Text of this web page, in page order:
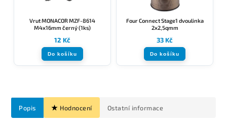
Vrut MONACOR MZF-8614
M4x16mm černý (1ks)
12 Kč
Do košíku
Four Connect Stage1 dvoulinka
2x2,5qmm
33 Kč
Do košíku
Popis Hodnocení Ostatní informace